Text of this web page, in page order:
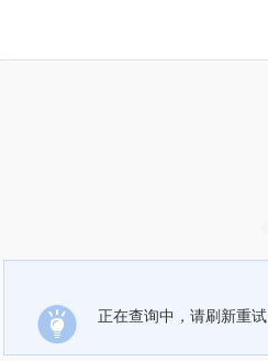
正在查询中，请刷新重试